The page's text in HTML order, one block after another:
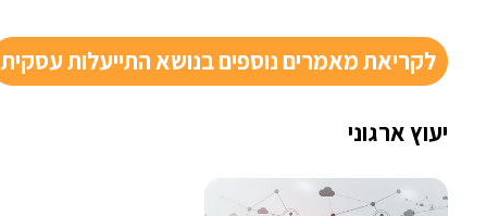
לקריאת מאמרים נוספים בנושא התייעלות עסקית
יעוץ ארגוני